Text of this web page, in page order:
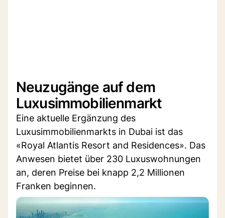
Neuzugänge auf dem
Luxusimmobilienmarkt
Eine aktuelle Ergänzung des
Luxusimmobilienmarkts in Dubai ist das
«Royal Atlantis Resort and Residences». Das
Anwesen bietet über 230 Luxuswohnungen
an, deren Preise bei knapp 2,2 Millionen
Franken beginnen.